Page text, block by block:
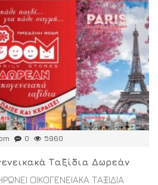
0 5960
Ταξίδια Δωρεάν
ΟΙΚΟΓΕΝΕΙΑΚΑ ΤΑΞΙΔΙΑ